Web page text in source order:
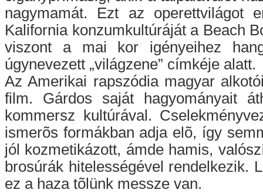
nagymamát. Ezt az operettvilágot
Kalifornia konzumkultúráját a Beach
viszont a mai kor igényeihez
úgynevezett „világzene” címkéje alatt.
Az Amerikai rapszódia magyar
film. Gárdos saját hagyományait
kommersz kultúrával.
ismerõs formákban adja elõ, így
jól kozmetikázott, ámde hamis,
brosúrák hitelességével rendelkezik.
ez a haza tõlünk messze van.